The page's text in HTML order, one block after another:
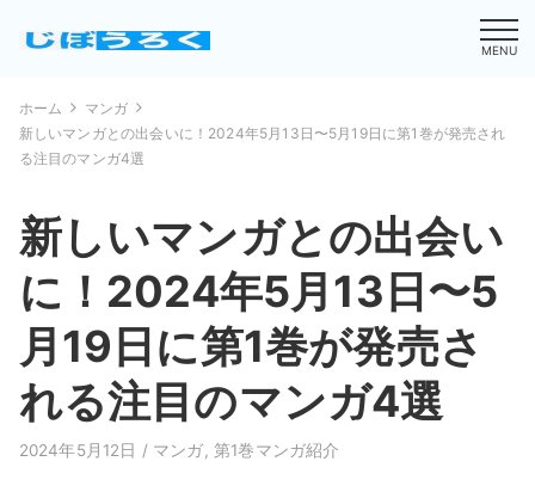
MENU
ホーム
マンガ
新しいマンガとの出会いに！2024年5月13日〜5月19日に第1巻が発売され
る注目のマンガ4選
新しいマンガとの出会い
に！2024年5月13日〜5
月19日に第1巻が発売さ
れる注目のマンガ4選
2024年5月12日 / マンガ ,第1巻マンガ紹介